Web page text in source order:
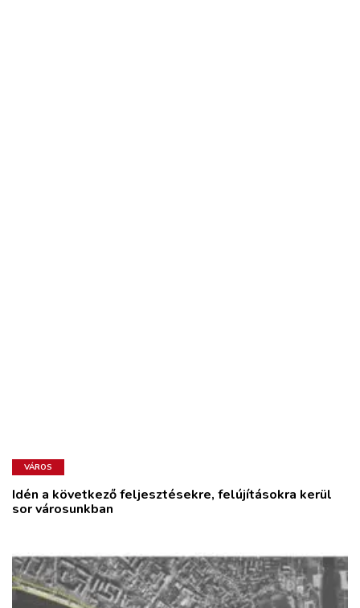
VÁROS
Idén a következő feljesztésekre, felújításokra kerül
sor városunkban